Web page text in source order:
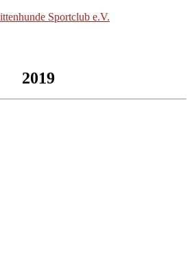
Sportclub e.V.
2019